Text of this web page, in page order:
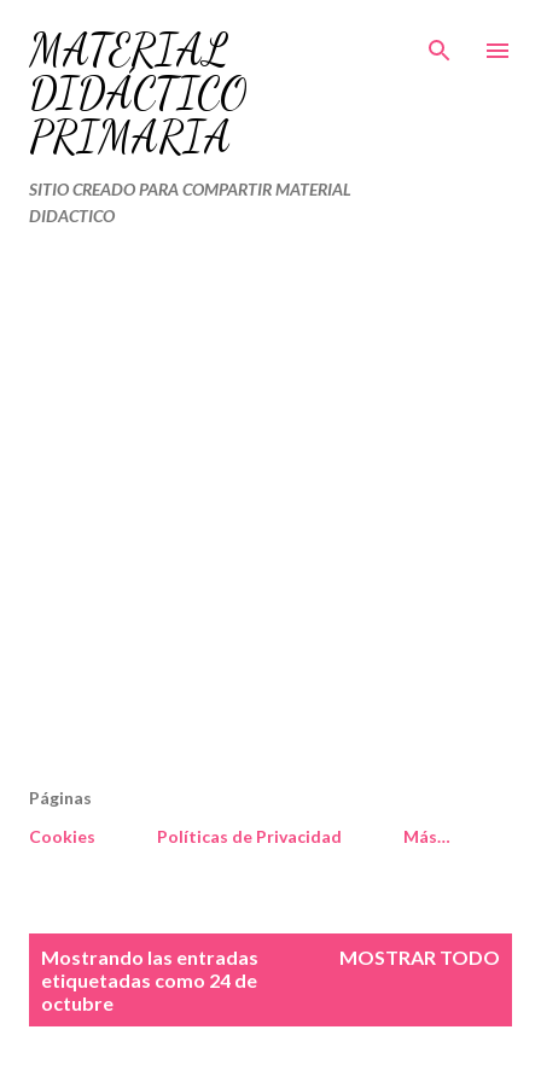
Ir al contenido principal
MATERIAL
DIDÁCTICO
PRIMARIA
SITIO CREADO PARA COMPARTIR MATERIAL
DIDACTICO
Páginas
Cookies
Políticas de Privacidad Más…
Mostrando las entradas
etiquetadas como 24 de
octubre
MOSTRAR TODO